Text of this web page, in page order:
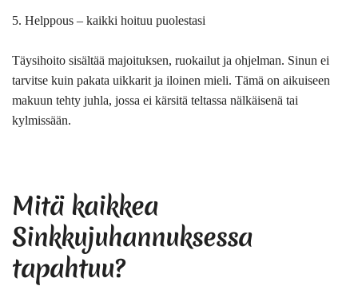
5. Helppous – kaikki hoituu puolestasi
Täysihoito sisältää majoituksen, ruokailut ja ohjelman. Sinun ei
tarvitse kuin pakata uikkarit ja iloinen mieli. Tämä on aikuiseen
makuun tehty juhla, jossa ei kärsitä teltassa nälkäisenä tai
kylmissään.
Mitä kaikkea
Sinkkujuhannuksessa
tapahtuu?